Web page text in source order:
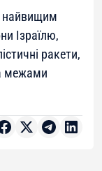
найвищим
Ізраїлю,
ракети,
межами